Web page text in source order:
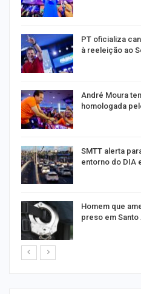
PT oficializa
à reeleição ao
André Moura
homologada
SMTT alerta
entorno do DIA
Homem que
preso em Santo